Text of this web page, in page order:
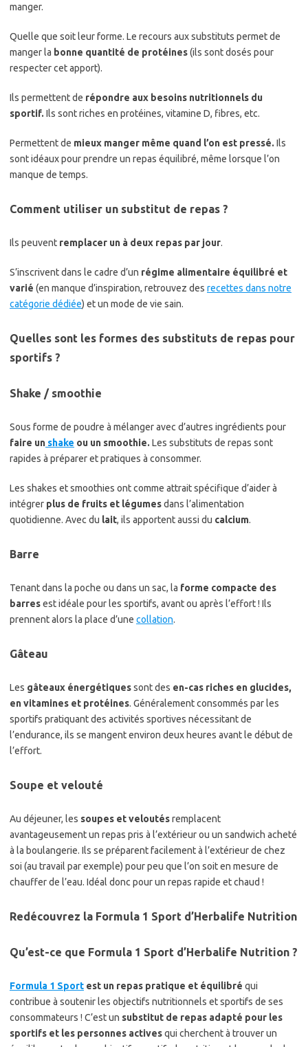
manger.
Quelle que soit leur forme. Le recours aux substituts permet de
manger la bonne quantité de protéines(ils sont dosés pour
respecter cet apport).
Ils permettent de répondre aux besoins nutritionnels du
sportif. Ils sont riches en protéines, vitamine D, fibres, etc.
Permettent de mieux manger même quand l’on est pressé. Ils
sont idéaux pour prendre un repas équilibré, même lorsque l’on
manque de temps.
Comment utiliser un substitut de repas ?
Ils peuvent remplacer un à deux repas par jour.
S’inscrivent dans le cadre d’un régime alimentaire équilibré et
varié (en manque d’inspiration, retrouvez des recettes dans notre
catégorie dédiée) et un mode de vie sain.
Quelles sont les formes des substituts de repas pour
sportifs ?
Shake / smoothie
Sous forme de poudre à mélanger avec d’autres ingrédients pour
faire un shake ou un smoothie. Les substituts de repas sont
rapides à préparer et pratiques à consommer.
Les shakes et smoothies ont comme attrait spécifique d’aider à
intégrer plus de fruits et légumesdans l’alimentation
quotidienne. Avec du lait, ils apportent aussi du calcium.
Barre
Tenant dans la poche ou dans un sac, la forme compacte des
barresest idéale pour les sportifs, avant ou après l’effort ! Ils
prennent alors la place d’une collation.
Gâteau
Les gâteaux énergétiquessont des en-cas riches en glucides,
en vitamines et protéines. Généralement consommés par les
sportifs pratiquant des activités sportives nécessitant de
l’endurance, ils se mangent environ deux heures avant le début de
l’effort.
Soupe et velouté
Au déjeuner, les soupes et veloutésremplacent
avantageusement un repas pris à l’extérieur ou un sandwich acheté
à la boulangerie. Ils se préparent facilement à l’extérieur de chez
soi (au travail par exemple) pour peu que l’on soit en mesure de
chauffer de l’eau. Idéal donc pour un repas rapide et chaud !
Redécouvrez la Formula 1 Sport d’Herbalife Nutrition
Qu’est-ce que Formula 1 Sport d’Herbalife Nutrition ?
Formula 1 Sport est un repas pratique et équilibré qui
contribue à soutenir les objectifs nutritionnels et sportifs de ses
consommateurs ! C’est un substitut de repas adapté pour les
sportifs et les personnes activesqui cherchent à trouver un